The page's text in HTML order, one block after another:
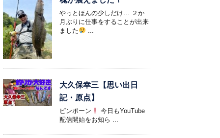
やっとほんの少しだけ… ２か
月ぶりに仕事をすることが出来
ました
...
大久保幸三【思い出日
記・原点】
ピンポーン
今日もYouTube
配信開始をお知ら ...